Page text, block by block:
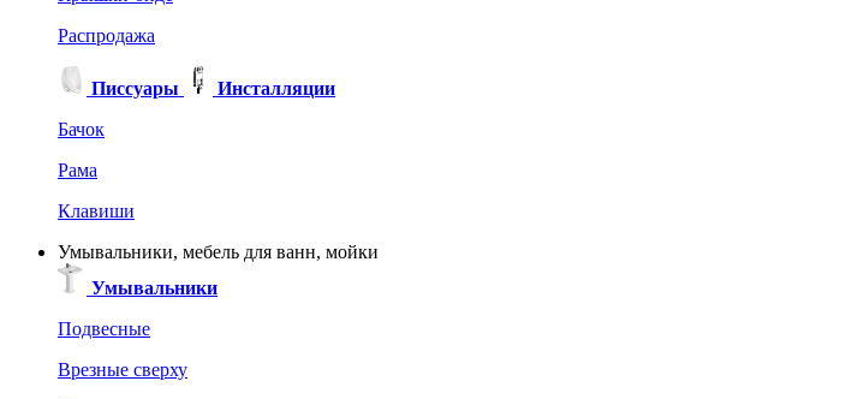
Распродажа
Писсуары
Инсталляции
Бачок
Рама
Клавиши
Умывальники, мебель для ванн, мойки
Умывальники
Подвесные
Врезные сверху